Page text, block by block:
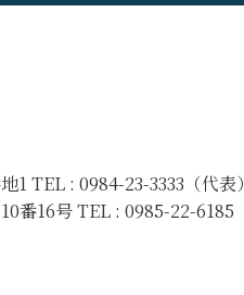
1 TEL : 0984-23-3333（代表）
番16号 TEL : 0985-22-6185